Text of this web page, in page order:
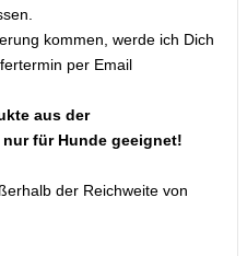
kommen, werde ich Dich
per Email
aus der
nur für Hunde geeignet!
der Reichweite von